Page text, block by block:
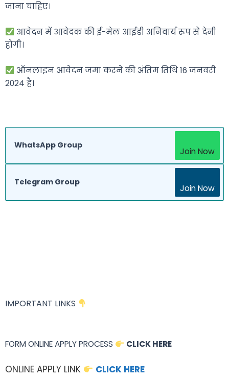
जाना चाहिए।
आवेदन में आवेदक की ई-मेल आईडी अनिवार्य रूप से देनी
होगी।
ऑनलाइन आवेदन जमा करने की अंतिम तिथि 16 जनवरी
2024 है।
WhatsApp Group
Join Now
Telegram Group
Join Now
IMPORTANT LINKS
FORM ONLINE APPLY PROCESS CLICK HERE
ONLINE APPLY LINK
CLICK HERE